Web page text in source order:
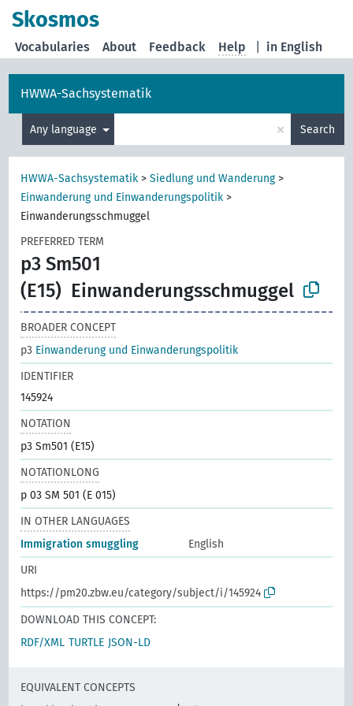
Skosmos
in English
Vocabularies About Feedback Help
HWWA-Sachsystematik
Any language × Search
HWWA-Sachsystematik >Siedlung und Wanderung>
Einwanderung und Einwanderungspolitik >
Einwanderungsschmuggel
PREFERRED TERM
p3 Sm501
(E15) Einwanderungsschmuggel
BROADER CONCEPT
p3 Einwanderung und Einwanderungspolitik
IDENTIFIER
145924
NOTATION
p3 Sm501 (E15)
NOTATIONLONG
p 03 SM 501 (E 015)
IN OTHER LANGUAGES
Immigration smuggling
English
URI
https://pm20.zbw.eu/category/subject/i/145924
DOWNLOAD THIS CONCEPT:
RDF/XML TURTLE JSON-LD
EQUIVALENT CONCEPTS